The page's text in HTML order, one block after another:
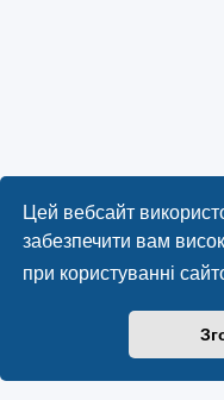
Цей вебсайт
забезпечити вам
при користуванні